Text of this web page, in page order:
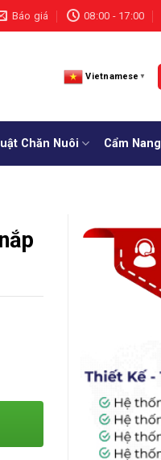
Báo giá 08:00 - 17:00
Vietnamese ▼
Chăn Nuôi Cẩm Nang